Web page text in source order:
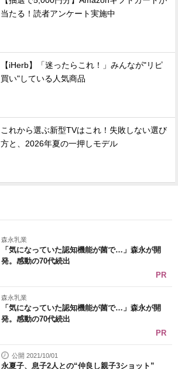
当たる！読者アンケート実施中
【iHerb】「迷ったらこれ！」みんなが"リピ
買い"している人気商品
これから選ぶ新型TVはこれ！失敗しない選び
方と、2026年夏の一押しモデル
森永乳業
「気になっていた認知機能が菌で…」森永が開
発。感動の70代続出
PR
森永乳業
「気になっていた認知機能が菌で…」森永が開
発。感動の70代続出
PR
公開 2021/10/01
永夏子、息子2人との“仲良し親子3ショット”